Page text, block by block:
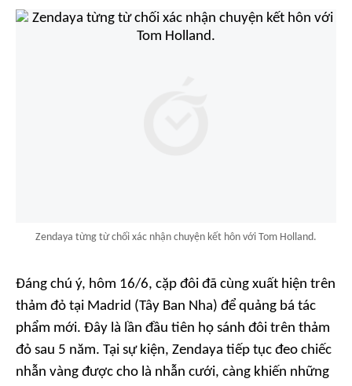
Zendaya từng từ chối xác nhận chuyện kết hôn với Tom Holland.
Đáng chú ý, hôm 16/6, cặp đôi đã cùng xuất hiện trên
thảm đỏ tại Madrid (Tây Ban Nha) để quảng bá tác
phẩm mới. Đây là lần đầu tiên họ sánh đôi trên thảm
đỏ sau 5 năm. Tại sự kiện, Zendaya tiếp tục đeo chiếc
nhẫn vàng được cho là nhẫn cưới, càng khiến những